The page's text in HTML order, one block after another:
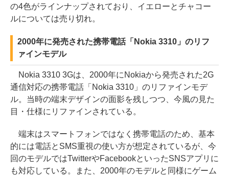
の4色がラインナップされており、イエローとチャコー
ルについては売り切れ。
2000年に発売された携帯電話「Nokia 3310」のリフ
ァインモデル
Nokia 3310 3Gは、2000年にNokiaから発売された2G
通信対応の携帯電話「Nokia 3310」のリファインモデ
ル。当時の端末デザインの面影を残しつつ、今風の見た
目・仕様にリファインされている。
端末はスマートフォンではなく携帯電話のため、基本
的には電話とSMS重視の使い方が想定されているが、今
回のモデルではTwitterやFacebookといったSNSアプリに
も対応している。また、2000年のモデルと同様にゲーム